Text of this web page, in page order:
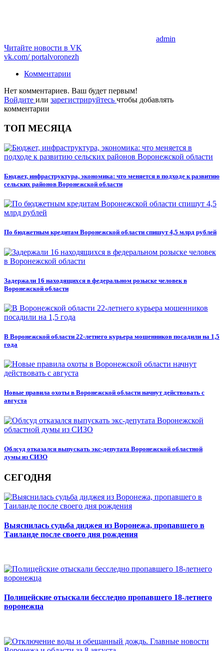
admin
Читайте новости в VK
vk.com/portalvoronezh
Комментарии
Нет комментариев. Ваш будет первым!
Войдите или зарегистрируйтесь чтобы добавлять
комментарии
ТОП МЕСЯЦА
Бюджет, инфраструктура, экономика: что меняется в подходе к развитию
сельских районов Воронежской области
По бюджетным кредитам Воронежской области спишут 4,5 млрд рублей
Задержали 16 находящихся в федеральном розыске человек в
Воронежской области
В Воронежской области 22-летнего курьера мошенников посадили на 1,5
года
Новые правила охоты в Воронежской области начнут действовать с
августа
Облсуд отказался выпускать экс-депутата Воронежской областной
думы из СИЗО
СЕГОДНЯ
Выяснилась судьба диджея из Воронежа, пропавшего в
Таиланде после своего дня рождения
Полицейские отыскали бесследно пропавшего 18-летнего
воронежца